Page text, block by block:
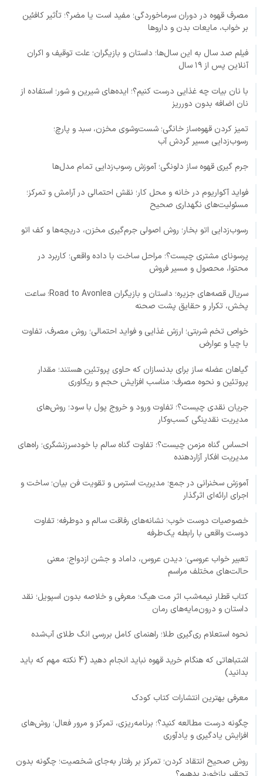
مصرف قهوه در دوران سرماخوردگی؛ مفید است یا مضر؟؛ تأثیر کافئین
بر خواب، مایعات بدن و داروها
فیلم صد سال به این سال‌ها؛ داستان و بازیگران؛ علت توقیف و اکران
آنلاین پس از ۱۹ سال
با نان بیات چه غذایی درست کنیم؟؛ ایده‌های شیرین و شور؛ استفاده از
نان اضافه بدون دورریز
تمیز کردن قهوه‌ساز خانگی؛ شست‌وشوی مخزن، سبد و پارچ؛
رسوب‌زدایی مسیر گردش آب
جرم گیری قهوه ساز دلونگی؛ آموزش رسوب‌زدایی تمام مدل‌ها
فواید آکواریوم در خانه و محل کار؛ نقش احتمالی در آرامش و تمرکز؛
مسئولیت‌های نگهداری صحیح
رسوب‌زدایی اتو بخار؛ روش اصولی جرم‌گیری مخزن، دریچه‌ها و کف اتو
پرسونای مشتری چیست؟؛ مراحل ساخت با داده واقعی؛ کاربرد در
محتوا، محصول و مسیر فروش
سریال قصه‌های جزیره؛ داستان و بازیگران Road to Avonlea؛ ساعت
پخش، تکرار و حقایق پشت صحنه
خواص تخم شربتی؛ ارزش غذایی و فواید احتمالی؛ روش مصرف، تفاوت
با چیا و عوارض
گیاهان عضله ساز برای بدنسازان که حاوی پروتئین هستند؛ مقدار
پروتئین و نحوه مصرف؛ مناسب افزایش حجم و ریکاوری
جریان نقدی چیست؟؛ تفاوت ورود و خروج پول با سود؛ روش‌های
مدیریت نقدینگی کسب‌وکار
احساس گناه مزمن چیست؟؛ تفاوت گناه سالم با خودسرزنشگری؛ راه‌های
مدیریت افکار آزاردهنده
آموزش سخنرانی در جمع؛ مدیریت استرس و تقویت فن بیان؛ ساخت و
اجرای ارائه‌ای اثرگذار
خصوصیات دوست خوب؛ نشانه‌های رفاقت سالم و دوطرفه؛ تفاوت
دوست واقعی با رابطه یک‌طرفه
تعبیر خواب عروسی؛ دیدن عروس، داماد و جشن ازدواج؛ معنی
حالت‌های مختلف مراسم
کتاب قطار نیمه‌شب اثر مت هیگ؛ معرفی و خلاصه بدون اسپویل؛ نقد
داستان و درون‌مایه‌های رمان
نحوه استعلام ری‌گیری طلا؛ راهنمای کامل بررسی انگ طلای آب‌شده
اشتباهاتی که هنگام خرید قهوه نباید انجام دهید (4 نکته مهم که باید
بدانید)
معرفی بهترین انتشارات کتاب کودک
چگونه درست مطالعه کنید؟؛ برنامه‌ریزی، تمرکز و مرور فعال؛ روش‌های
افزایش یادگیری و یادآوری
روش صحیح انتقاد کردن؛ تمرکز بر رفتار به‌جای شخصیت؛ چگونه بدون